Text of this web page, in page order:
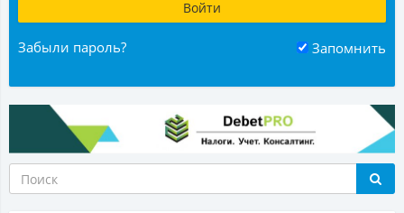
Забыли пароль? Запомнить